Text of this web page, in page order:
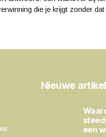
die je krijgt zonder dat
Nieuwe
een